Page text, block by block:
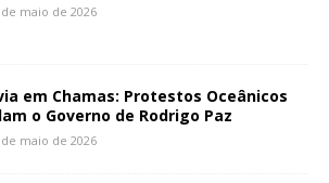
maio de 2026
em Chamas: Protestos Oceânicos
o Governo de Rodrigo Paz
maio de 2026